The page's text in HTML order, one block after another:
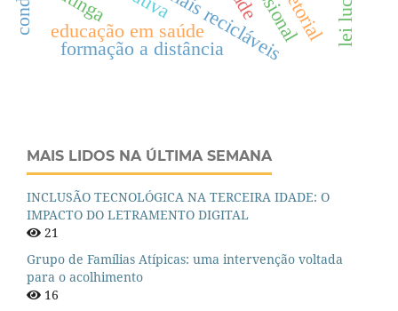
educação em saúde
formação a distância
lei lucas
MAIS LIDOS NA ÚLTIMA SEMANA
INCLUSÃO TECNOLÓGICA NA TERCEIRA IDADE: O
IMPACTO DO LETRAMENTO DIGITAL
21
Grupo de Famílias Atípicas: uma intervenção voltada
para o acolhimento
16